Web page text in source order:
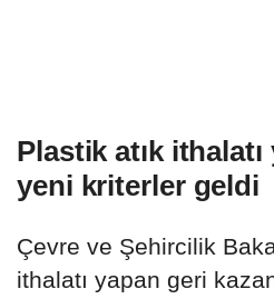
Plastik atık
yeni kriterler geldi
Çevre ve Şehircilik
ithalatı yapan geri